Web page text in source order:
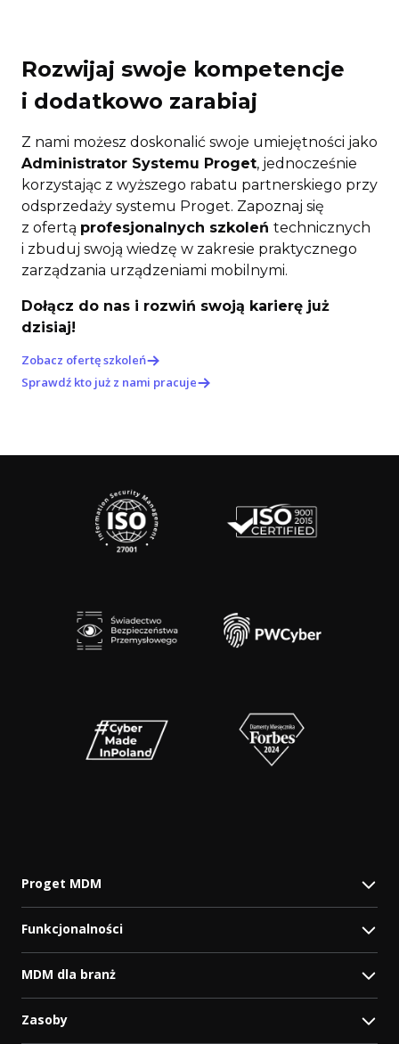
Rozwijaj swoje kompetencje
i dodatkowo zarabiaj
Z nami możesz doskonalić swoje umiejętności jako
Administrator Systemu Proget, jednocześnie
korzystając z wyższego rabatu partnerskiego przy
odsprzedaży systemu Proget. Zapoznaj się
z ofertą profesjonalnych szkoleń technicznych
i zbuduj swoją wiedzę w zakresie praktycznego
zarządzania urządzeniami mobilnymi.
Dołącz do nas i rozwiń swoją karierę już
dzisiaj!
Zobacz ofertę szkoleń
Sprawdź kto już z nami pracuje
Proget MDM
Funkcjonalności
MDM dla branż
Zasoby